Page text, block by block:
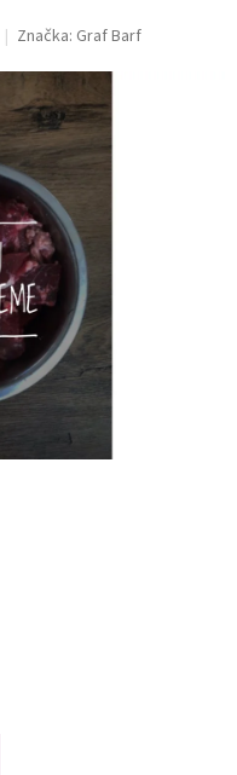
Značka: Graf Barf